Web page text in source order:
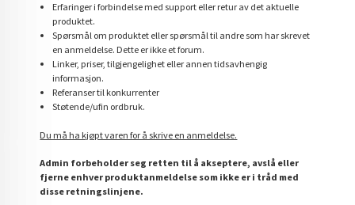
Erfaringer i forbindelse med support eller retur av det aktuelle
produktet.
Spørsmål om produktet eller spørsmål til andre som har skrevet
en anmeldelse. Dette er ikke et forum.
Linker, priser, tilgjengelighet eller annen tidsavhengig
informasjon.
Referanser til konkurrenter
Støtende/ufin ordbruk.
Du må ha kjøpt varen for å skrive en anmeldelse.
Admin forbeholder seg retten til å akseptere, avslå eller
fjerne enhver produktanmeldelse som ikke er i tråd med
disse retningslinjene.